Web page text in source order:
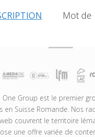
Mot de
One Group est le premier
en Suisse Romande. Nos
couvrent le territoire
une offre variée de